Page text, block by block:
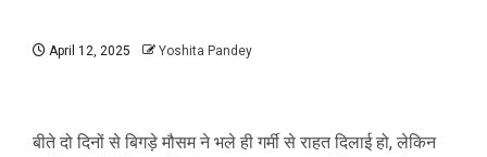
April 12, 2025 Yoshita Pandey
बीते दो दिनों से बिगड़े मौसम ने भले ही गर्मी से राहत दिलाई हो, लेकिन